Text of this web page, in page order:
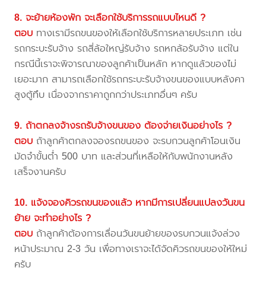
8. จะย้ายห้องพัก จะเลือกใช้บริการรถแบบไหนดี ?
ตอบ ทางเรามีรถขนของให้เลือกใช้บริการหลายประเภท เช่น
รถกระบะรับจ้าง รถสี่ล้อใหญ่รับจ้าง รถหกล้อรับจ้าง แต่ใน
กรณีนี้เราจะพิจารณาของลูกค้าเป็นหลัก หากดูแล้วของไม่
เยอะมาก สามารถเลือกใช้รถกระบะรับจ้างขนของแบบหลังคา
สูงตู้ทึบ เนื่องจากราคาถูกกว่าประเภทอื่นๆ ครับ
9. ถ้าตกลงจ้างรถรับจ้างขนของ ต้องจ่ายเงินอย่างไร ?
ตอบ ถ้าลูกค้าตกลงจองรถขนของ จะรบกวนลูกค้าโอนเงิน
มัดจำขั้นต่ำ 500 บาท และส่วนที่เหลือให้กับพนักงานหลัง
เสร็จงานครับ
10. แจ้งจองคิวรถขนของแล้ว หากมีการเปลี่ยนแปลงวันขน
ย้าย จะทำอย่างไร ?
ตอบ ถ้าลูกค้าต้องการเลื่อนวันขนย้ายของรบกวนแจ้งล่วง
หน้าประมาณ 2-3 วัน เพื่อทางเราจะได้จัดคิวรถขนของให้ใหม่
ครับ